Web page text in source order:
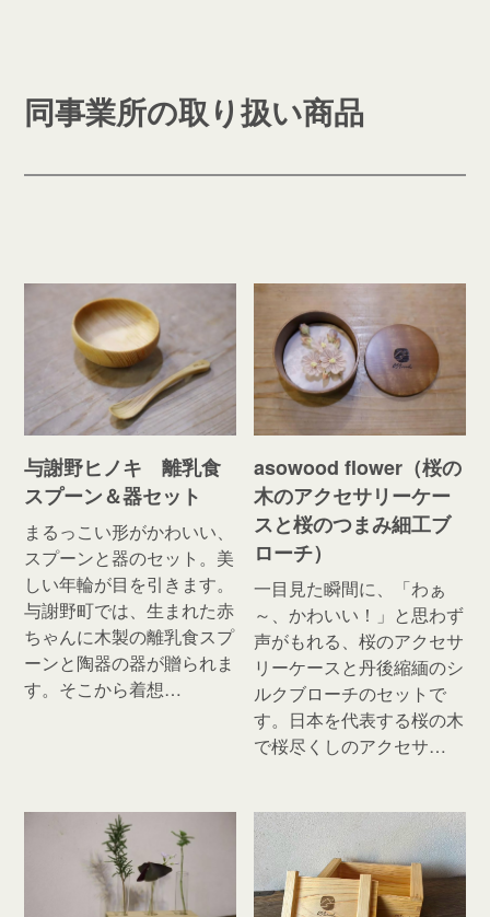
同事業所の取り扱い商品
与謝野ヒノキ 離乳食
スプーン＆器セット
まるっこい形がかわいい、
スプーンと器のセット。美
しい年輪が目を引きます。
与謝野町では、生まれた赤
ちゃんに木製の離乳食スプ
ーンと陶器の器が贈られま
す。そこから着想…
asowood flower（桜の
木のアクセサリーケー
スと桜のつまみ細工ブ
ローチ）
一目見た瞬間に、「わぁ
～、かわいい！」と思わず
声がもれる、桜のアクセサ
リーケースと丹後縮緬のシ
ルクブローチのセットで
す。日本を代表する桜の木
で桜尽くしのアクセサ…